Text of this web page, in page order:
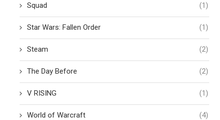
Squad (1)
Star Wars: Fallen Order (1)
Steam (2)
The Day Before (2)
V RISING (1)
World of Warcraft (4)